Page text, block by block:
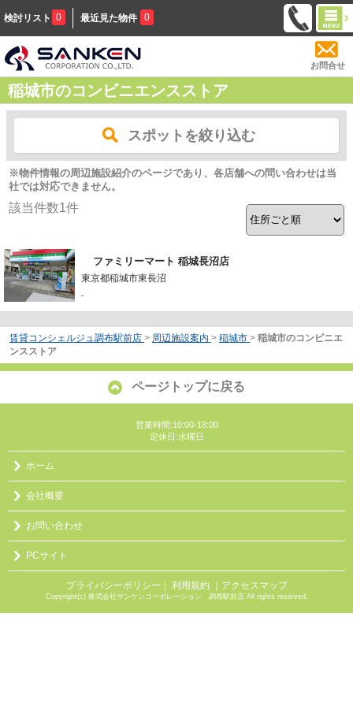
検討リスト 0 最近見た物件 0
お問合せ
稲城市のコンビニエンスストア
スポットを絞り込む
※物件情報の周辺施設紹介のページであり、各店舗への問い合わせは当
社では対応できません。
該当件数1件
ファミリーマート 稲城長沼店
東京都稲城市東長沼
-
賃貸コンシェルジュ調布駅前店 > 周辺施設案内 > 稲城市 > 稲城市のコンビニエ
ンスストア
ページトップに戻る
営業時間:10:00-18:00
定休日:水曜日
ホーム
会社概要
お問い合わせ
PCサイト
プライバシーポリシー ｜ 利用規約 ｜アクセスマップ
Copyright(c) 株式会社サンケンコーポレーション 調布駅前店 All rights reserved.